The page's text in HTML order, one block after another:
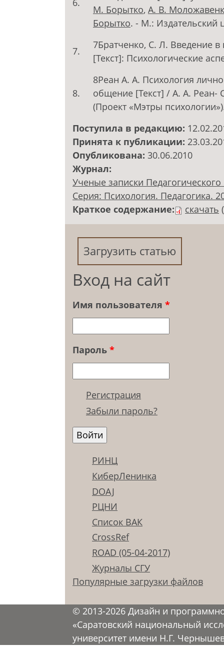
6.
М. Борытко, А. В.
Борытко. - М.: Издательский
7.
7Братченко, С. Л. Введение в
[Текст]: Психологические
8.
8Реан А. А. Психология
общение [Текст] / А. А. Реан-
(Проект «Мэтры
Поступила в редакцию:
Принята к публикации:
Опубликована: 30.06.2010
Журнал:
Ученые записки
Серия: Психология. Педагогика.
Краткое содержание:
скачать
Загрузить статью
Вход на сайт
Имя пользователя *
Пароль *
Регистрация
Забыли пароль?
РИНЦ
КиберЛенинка
DOAJ
РЦНИ
Список ВАК
CrossRef
ROAD (05-04-2017)
Журналы СГУ
Популярные загрузки файлов
© 2013-2026 Дизайн и
«Саратовский национальный
университет имени Н.Г.